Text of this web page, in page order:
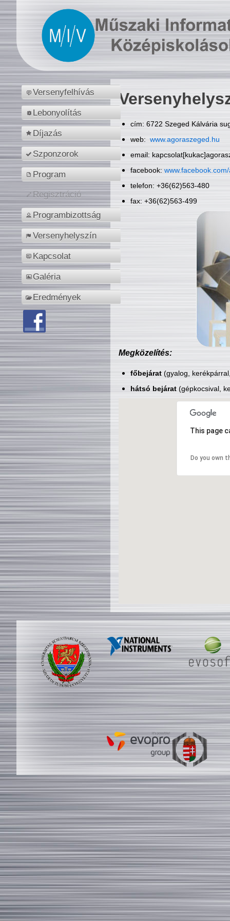
Versenyfelhívás
Lebonyolítás
Díjazás
Szponzorok
Program
Regisztráció
Programbizottság
Versenyhelyszín
Kapcsolat
Galéria
Eredmények
cím: 6722 Szeged Kálvária
web: www.agoraszeged.hu
email:
facebook:
telefon: +36(62)563-480
fax: +36(62)563-499
Megközelítés:
főbejárat(gyalog,
hátsó bejárat(gépkocsival,
This page
Do you own